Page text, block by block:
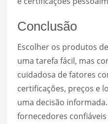
Conclusão
Escolher os produtos
uma tarefa fácil, mas
cuidadosa de fatores
certificações, preços e
uma decisão
fornecedores